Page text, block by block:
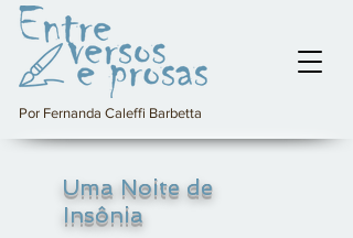
Por Fernanda Caleffi Barbetta
Uma Noite de
Insônia